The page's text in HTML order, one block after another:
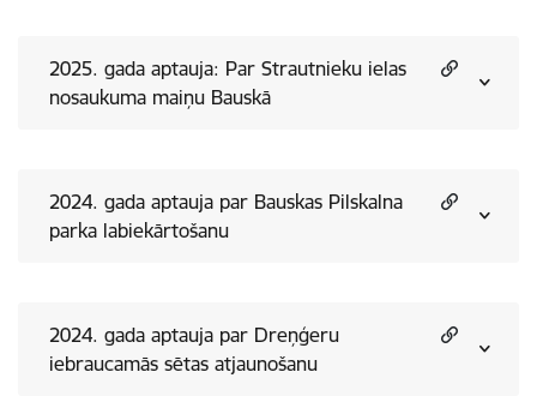
2025. gada aptauja: Par Strautnieku ielas
nosaukuma maiņu Bauskā
2024. gada aptauja par Bauskas Pilskalna
parka labiekārtošanu
2024. gada aptauja par Dreņģeru
iebraucamās sētas atjaunošanu